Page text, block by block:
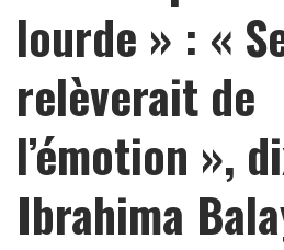
lourde » : «
relèverait de
l’émotion »,
Ibrahima